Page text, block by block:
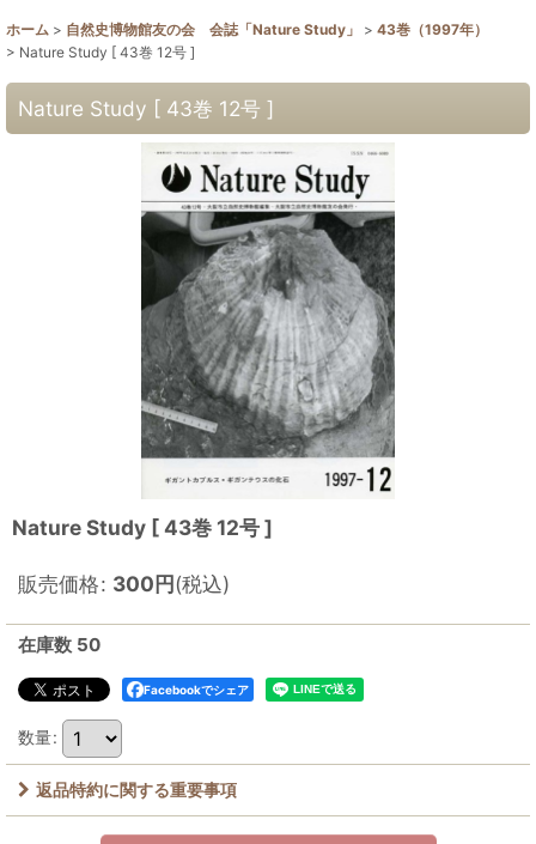
ホーム > 自然史博物館友の会 会誌「Nature Study」 > 43巻（1997年）
> Nature Study [ 43巻 12号 ]
Nature Study [ 43巻 12号 ]
Nature Study [ 43巻 12号 ]
販売価格: 300円(税込)
在庫数 50
Facebookでシェア
数量:
返品特約に関する重要事項